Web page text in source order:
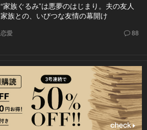
“家族ぐるみ”は悪夢のはじまり。夫の友人
家族との、いびつな友情の幕開け
恋愛 88